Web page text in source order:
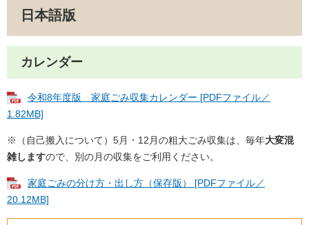
日本語版
カレンダー
令和8年度版 家庭ごみ収集カレンダー [PDFファイル／
1.82MB]
※（自己搬入について）5月・12月の粗大ごみ収集は、毎年大変混
雑しますので、別の月の収集をご利用ください。
家庭ごみの分け方・出し方（保存版） [PDFファイル／
20.12MB]